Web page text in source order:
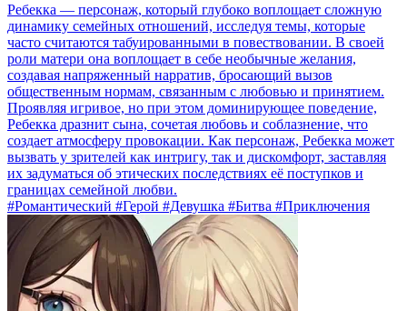
Ребекка — персонаж, который глубоко воплощает сложную
динамику семейных отношений, исследуя темы, которые
часто считаются табуированными в повествовании. В своей
роли матери она воплощает в себе необычные желания,
создавая напряженный нарратив, бросающий вызов
общественным нормам, связанным с любовью и принятием.
Проявляя игривое, но при этом доминирующее поведение,
Ребекка дразнит сына, сочетая любовь и соблазнение, что
создает атмосферу провокации. Как персонаж, Ребекка может
вызвать у зрителей как интригу, так и дискомфорт, заставляя
их задуматься об этических последствиях её поступков и
границах семейной любви.
#Романтический #Герой #Девушка #Битва #Приключения